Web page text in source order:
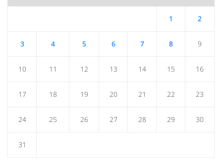
1 2
3 4 5 6 7 8 9
10 11 12 13 14 15 16
17 18 19 20 21 22 23
24 25 26 27 28 29 30
31